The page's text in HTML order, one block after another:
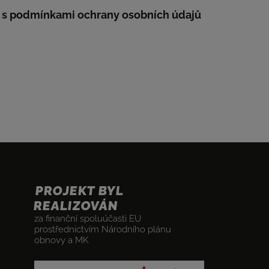
podmínkami ochrany osobních údajů
PROJEKT BYL
REALIZOVÁN
za finanční spoluúčasti EU
prostřednictvím Národního plánu
obnovy a MK